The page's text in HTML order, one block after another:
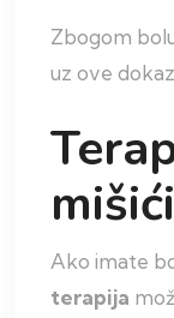
Zbogom
uz ove
Ako imate
terapija